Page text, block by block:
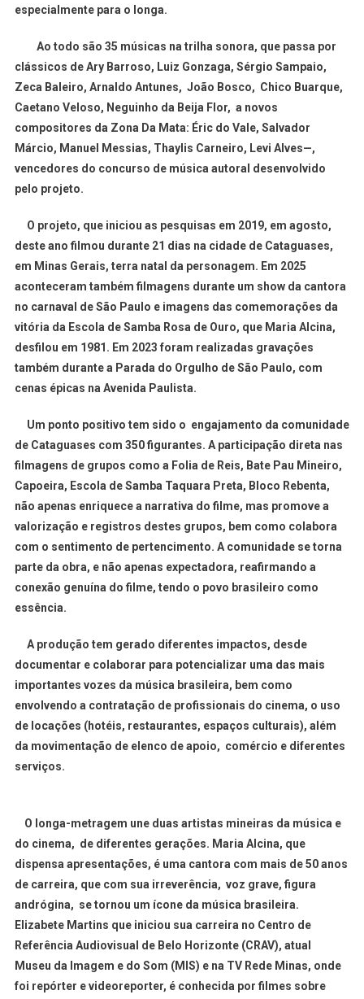
especialmente para o longa.
Ao todo são 35 músicas na trilha sonora, que passa por
clássicos de Ary Barroso, Luiz Gonzaga, Sérgio Sampaio,
Zeca Baleiro, Arnaldo Antunes, João Bosco, Chico Buarque,
Caetano Veloso, Neguinho da Beija Flor, a novos
compositores da Zona Da Mata: Éric do Vale, Salvador
Márcio, Manuel Messias, Thaylis Carneiro, Levi Alves—,
vencedores do concurso de música autoral desenvolvido
pelo projeto.
O projeto, que iniciou as pesquisas em 2019, em agosto,
deste ano filmou durante 21 dias na cidade de Cataguases,
em Minas Gerais, terra natal da personagem. Em 2025
aconteceram também filmagens durante um show da cantora
no carnaval de São Paulo e imagens das comemorações da
vitória da Escola de Samba Rosa de Ouro, que Maria Alcina,
desfilou em 1981. Em 2023 foram realizadas gravações
também durante a Parada do Orgulho de São Paulo, com
cenas épicas na Avenida Paulista.
Um ponto positivo tem sido o engajamento da comunidade
de Cataguases com 350 figurantes. A participação direta nas
filmagens de grupos como a Folia de Reis, Bate Pau Mineiro,
Capoeira, Escola de Samba Taquara Preta, Bloco Rebenta,
não apenas enriquece a narrativa do filme, mas promove a
valorização e registros destes grupos, bem como colabora
com o sentimento de pertencimento. A comunidade se torna
parte da obra, e não apenas expectadora, reafirmando a
conexão genuína do filme, tendo o povo brasileiro como
essência.
A produção tem gerado diferentes impactos, desde
documentar e colaborar para potencializar uma das mais
importantes vozes da música brasileira, bem como
envolvendo a contratação de profissionais do cinema, o uso
de locações (hotéis, restaurantes, espaços culturais), além
da movimentação de elenco de apoio, comércio e diferentes
serviços.
O longa-metragem une duas artistas mineiras da música e
do cinema, de diferentes gerações. Maria Alcina, que
dispensa apresentações, é uma cantora com mais de 50 anos
de carreira, que com sua irreverência, voz grave, figura
andrógina, se tornou um ícone da música brasileira.
Elizabete Martins que iniciou sua carreira no Centro de
Referência Audiovisual de Belo Horizonte (CRAV), atual
Museu da Imagem e do Som (MIS) e na TV Rede Minas, onde
foi repórter e videoreporter, é conhecida por filmes sobre